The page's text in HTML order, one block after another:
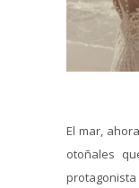
El mar,
otoñales